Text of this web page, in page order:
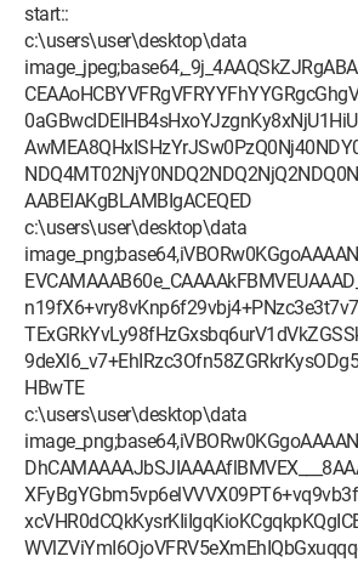
start::
c:\users\user\desktop\data
AABEIAKgBLAMBIgACEQED
c:\users\user\desktop\data
HBwTE
c:\users\user\desktop\data